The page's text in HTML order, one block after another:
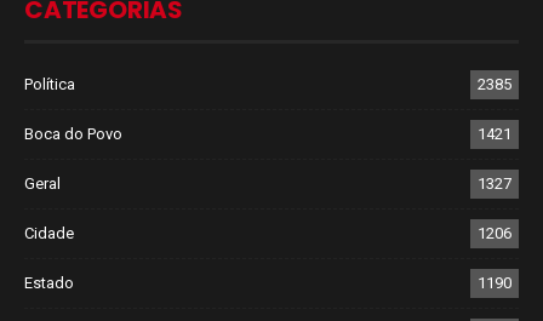
CATEGORIAS
Política 2385
Boca do Povo 1421
Geral 1327
Cidade 1206
Estado 1190